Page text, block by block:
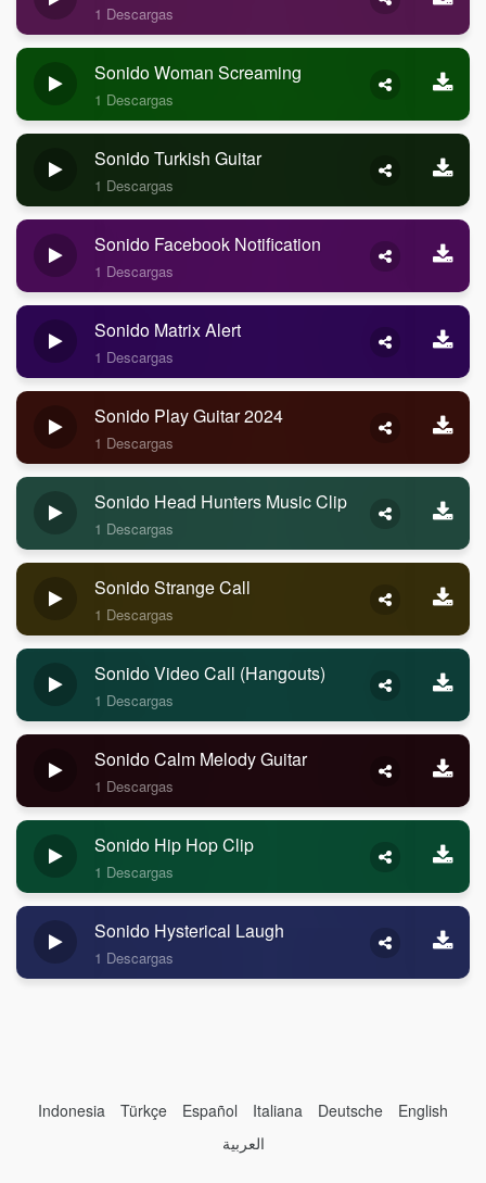
1 Descargas
Sonido Woman Screaming
1 Descargas
Sonido Turkish Guitar
1 Descargas
Sonido Facebook Notification
1 Descargas
Sonido Matrix Alert
1 Descargas
Sonido Play Guitar 2024
1 Descargas
Sonido Head Hunters Music Clip
1 Descargas
Sonido Strange Call
1 Descargas
Sonido Video Call (Hangouts)
1 Descargas
Sonido Calm Melody Guitar
1 Descargas
Sonido Hip Hop Clip
1 Descargas
Sonido Hysterical Laugh
1 Descargas
Indonesia Türkçe Español Italiana Deutsche
English
العربية